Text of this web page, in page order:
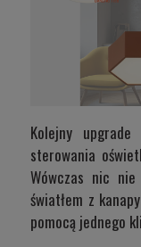
Kolejny
sterowania
Wówczas nic
światłem z
pomocą jednego